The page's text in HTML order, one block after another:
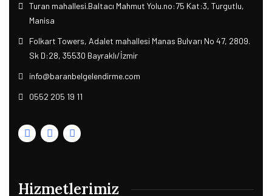
Turan mahallesi.Baltacı Mahmut Yolu.no:75 Kat:3, Turgutlu,
Manisa
Folkart Towers, Adalet mahallesi Manas Bulvarı No 47, 2809.
Sk D:28, 35530 Bayraklı/İzmir
info@baranbelgelendirme.com
0552 205 19 11
Hizmetlerimiz